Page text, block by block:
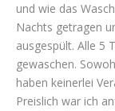
und wie das
Nachts getragen
ausgespült. Alle 5
gewaschen.
haben keinerlei
Preislich war ich